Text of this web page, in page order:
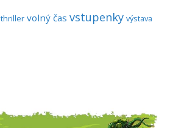
thriller volný čas vstupenky výstava